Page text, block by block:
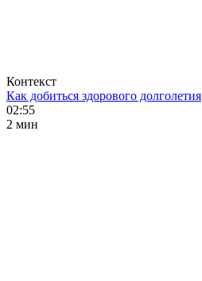
Контекст
Как добиться здорового долголетия
02:55
2 мин